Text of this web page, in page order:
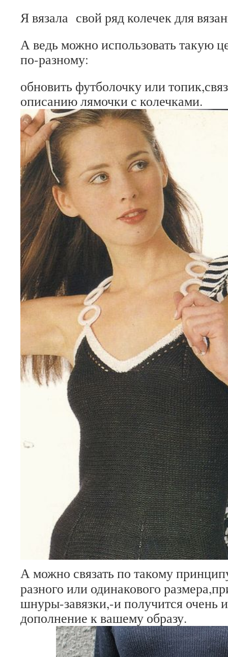
Я вязала свой ряд колечек для
А ведь можно использовать такую
по-разному:
обновить футболочку или
описанию лямочки с колечками.
А можно связать по такому
разного или одинакового
шнуры-завязки,-и получится очень
дополнение к вашему образу.